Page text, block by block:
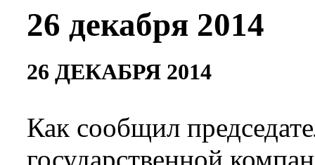
26 декабря 2014
26 ДЕКАБРЯ 2014
Как сообщил